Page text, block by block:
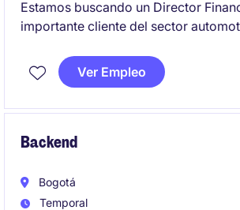
Estamos buscando un Director
importante cliente del sector
Ver Empleo
Backend
Bogotá
Temporal